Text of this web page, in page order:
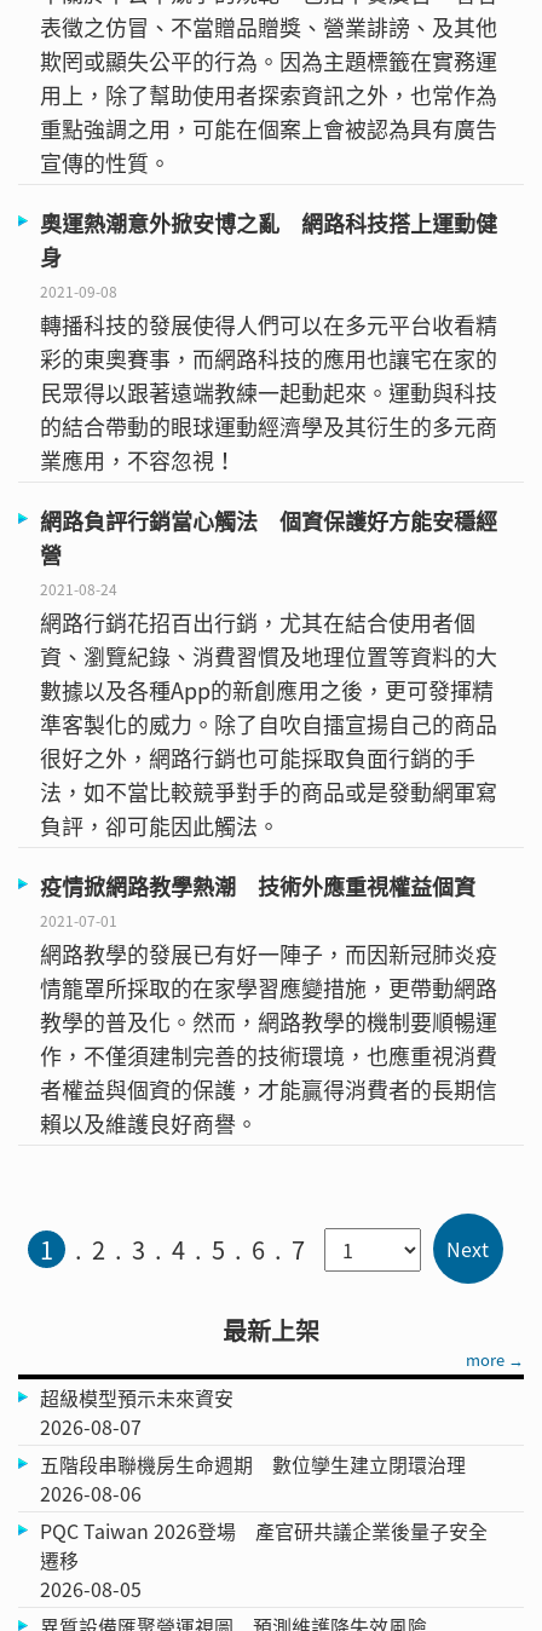
表徵之仿冒、不當贈品贈獎、營業誹謗、及其他
欺罔或顯失公平的行為。因為主題標籤在實務運
用上，除了幫助使用者探索資訊之外，也常作為
重點強調之用，可能在個案上會被認為具有廣告
宣傳的性質。
奧運熱潮意外掀安博之亂 網路科技搭上運動健
身
2021-09-08
轉播科技的發展使得人們可以在多元平台收看精
彩的東奧賽事，而網路科技的應用也讓宅在家的
民眾得以跟著遠端教練一起動起來。運動與科技
的結合帶動的眼球運動經濟學及其衍生的多元商
業應用，不容忽視！
網路負評行銷當心觸法 個資保護好方能安穩經
營
2021-08-24
網路行銷花招百出行銷，尤其在結合使用者個
資、瀏覽紀錄、消費習慣及地理位置等資料的大
數據以及各種App的新創應用之後，更可發揮精
準客製化的威力。除了自吹自擂宣揚自己的商品
很好之外，網路行銷也可能採取負面行銷的手
法，如不當比較競爭對手的商品或是發動網軍寫
負評，卻可能因此觸法。
疫情掀網路教學熱潮 技術外應重視權益個資
2021-07-01
網路教學的發展已有好一陣子，而因新冠肺炎疫
情籠罩所採取的在家學習應變措施，更帶動網路
教學的普及化。然而，網路教學的機制要順暢運
作，不僅須建制完善的技術環境，也應重視消費
者權益與個資的保護，才能贏得消費者的長期信
賴以及維護良好商譽。
1 2 3 4 5 6 7
最新上架
more →
超級模型預示未來資安
2026-08-07
五階段串聯機房生命週期 數位孿生建立閉環治理
2026-08-06
PQC Taiwan 2026登場 產官研共議企業後量子安全
遷移
2026-08-05